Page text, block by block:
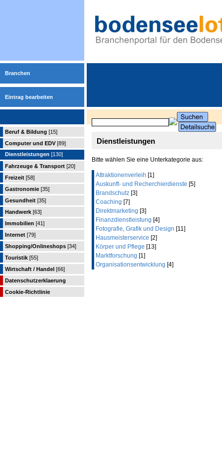
Branchen
Eintrag bearbeiten
Beruf & Bildung [15]
Computer und EDV [89]
Dienstleistungen [130]
Fahrzeuge & Transport [20]
Freizeit [58]
Gastronomie [35]
Gesundheit [35]
Handwerk [63]
Immobilien [41]
Internet [79]
Shopping/Onlineshops [34]
Touristik [55]
Wirtschaft / Handel [66]
Datenschutzerklaerung
Cookie-Richtlinie
Dienstleistungen
Bitte wählen Sie eine Unterkategorie aus:
Attraktionenverleih [1]
Auskunft- und Recherchierdienste [5]
Brandschutz [3]
Coaching [7]
Direktmarketing [3]
Finanzdienstleistung [4]
Fotografie, Grafik und Design [11]
Hausmeisterservice [2]
Körper und Pflege [13]
Marktforschung [1]
Organisationsentwicklung [4]